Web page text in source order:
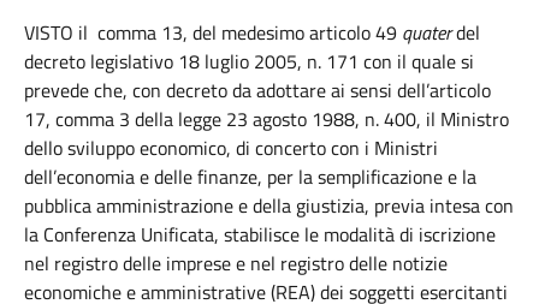
VISTO il comma 13, del medesimo articolo 49 quaterdel
decreto legislativo 18 luglio 2005, n. 171 con il quale si
prevede che, con decreto da adottare ai sensi dell’articolo
17, comma 3 della legge 23 agosto 1988, n. 400, il Ministro
dello sviluppo economico, di concerto con i Ministri
dell’economia e delle finanze, per la semplificazione e la
pubblica amministrazione e della giustizia, previa intesa con
la Conferenza Unificata, stabilisce le modalità di iscrizione
nel registro delle imprese e nel registro delle notizie
economiche e amministrative (REA) dei soggetti esercitanti